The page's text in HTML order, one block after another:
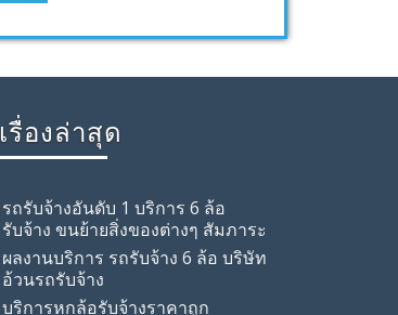
เรื่องล่าสุด
รถรับจ้างอันดับ 1 บริการ 6 ล้อ
รับจ้าง ขนย้ายสิ่งของต่างๆ สัมภาระ
ผลงานบริการ รถรับจ้าง 6 ล้อ บริษัท
อ้วนรถรับจ้าง
บริการหกล้อรับจ้างราคาถูก